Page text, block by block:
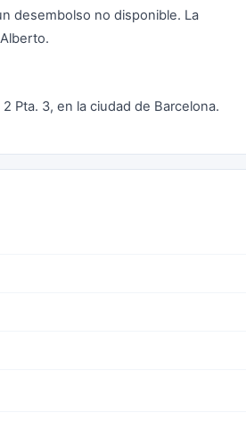
desembolso no disponible. La
Pta. 3, en la ciudad de Barcelona.